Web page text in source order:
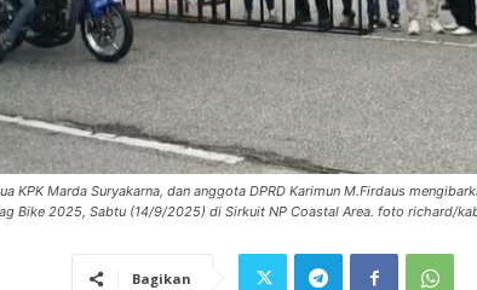
KPK Marda Suryakarna, dan anggota DPRD Karimun M.Firdaus
Bike 2025, Sabtu (14/9/2025) di Sirkuit NP Coastal Area. foto richard/
Bagikan